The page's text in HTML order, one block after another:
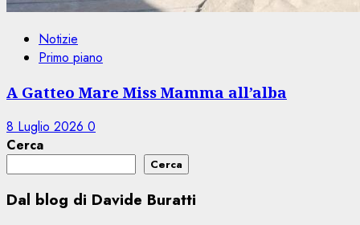
Notizie
Primo piano
A Gatteo Mare Miss Mamma all’alba
8 Luglio 2026 0
Cerca
Cerca
Dal blog di Davide Buratti